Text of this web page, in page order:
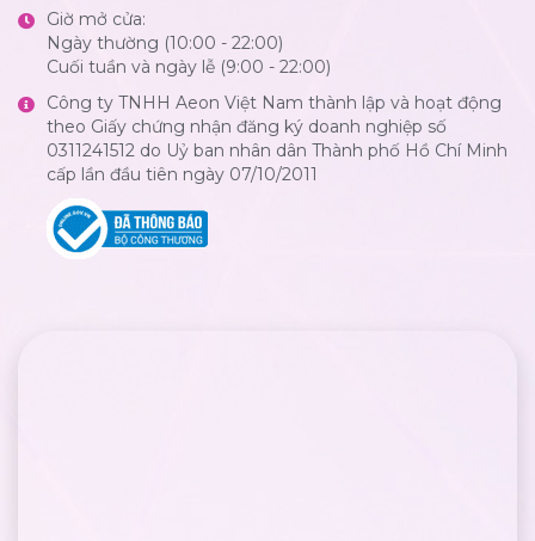
Giờ mở cửa:
Ngày thường (10:00 - 22:00)
Cuối tuần và ngày lễ (9:00 - 22:00)
Công ty TNHH Aeon Việt Nam thành lập và hoạt động
theo Giấy chứng nhận đăng ký doanh nghiệp số
0311241512 do Uỷ ban nhân dân Thành phố Hồ Chí Minh
cấp lần đầu tiên ngày 07/10/2011